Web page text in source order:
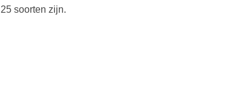
soorten zijn.